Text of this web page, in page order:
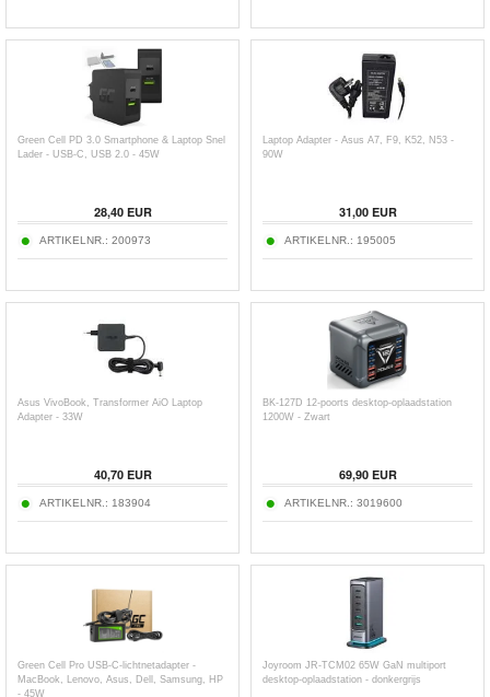
Green Cell PD 3.0 Smartphone & Laptop Snel
Lader - USB-C, USB 2.0 - 45W
28,40EUR
ARTIKELNR.: 200973
Laptop Adapter - Asus A7, F9, K52, N53 -
90W
31,00EUR
ARTIKELNR.: 195005
Asus VivoBook, Transformer AiO Laptop
Adapter - 33W
40,70EUR
ARTIKELNR.: 183904
BK-127D 12-poorts desktop-oplaadstation
1200W - Zwart
69,90EUR
ARTIKELNR.: 3019600
Green Cell Pro USB-C-lichtnetadapter -
MacBook, Lenovo, Asus, Dell, Samsung, HP
- 45W
Joyroom JR-TCM02 65W GaN multiport
desktop-oplaadstation - donkergrijs